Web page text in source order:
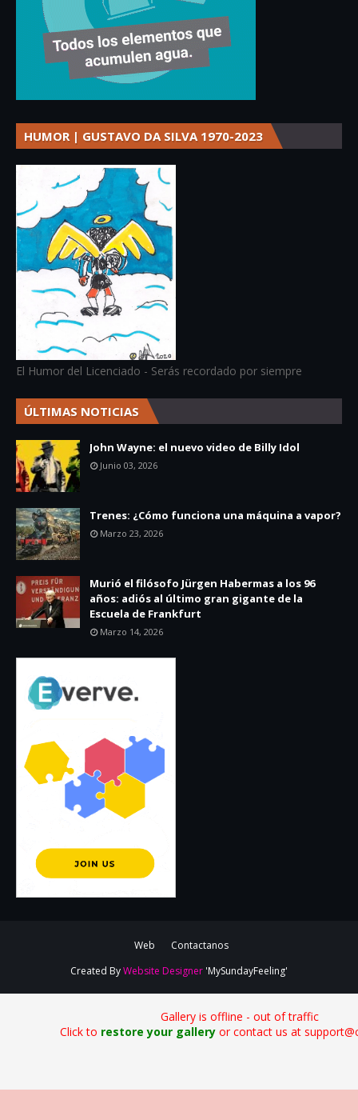
HUMOR | GUSTAVO DA SILVA 1970-2023
El Humor del Licenciado - Serás recordado por siempre
ÚLTIMAS NOTICIAS
John Wayne: el nuevo video de Billy Idol
Junio 03, 2026
Trenes: ¿Cómo funciona una máquina a vapor?
Marzo 23, 2026
Murió el filósofo Jürgen Habermas a los 96
años: adiós al último gran gigante de la
Escuela de Frankfurt
Marzo 14, 2026
Web
Contactanos
Created ByWebsite Designer 'MySundayFeeling'
Gallery is offline - out of traffic
Click to restore your galleryor contact us at